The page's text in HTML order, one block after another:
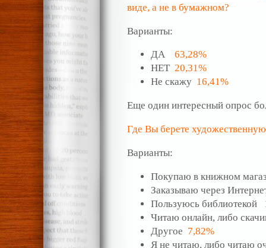
виде, а не в бумажном?
Варианты:
ДА 63,28%
НЕТ 20,31%
Не скажу 16,41%
Еще один интересный опрос
Где Вы берете
Варианты:
Покупаю в книжном
Заказываю через
Пользуюсь библиотекой
Читаю онлайн, либо
Другое 7,82%
Я не читаю, либо читаю